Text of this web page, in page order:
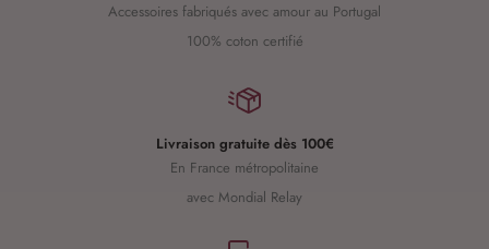
Accessoires fabriqués avec amour au Portugal
100% coton certifié
Livraison gratuite dès 100€
En France métropolitaine
avec Mondial Relay